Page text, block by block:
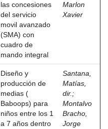
las concesiones
del servicio
movil avanzado
(SMA) con
cuadro de
mando integral
Marlon
Xavier
Diseño y
producción de
medias (
Baboops) para
niños entre los 1
a 7 años dentro
Santana,
Matías,
dir. ;
Montalvo
Bracho,
Jorge